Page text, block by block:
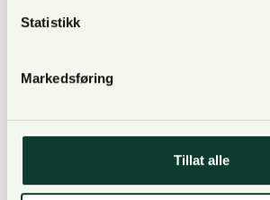
Statistikk
Markedsføring
Tillat alle
sier NORSKOGs administrerende
rammebetingelser
Etablering av industri er et privat
allikevel viktig at myndighetene